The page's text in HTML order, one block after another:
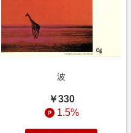
波
￥330
1.5%